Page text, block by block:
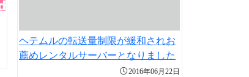
ヘテムルの転送量制限が緩和されお
薦めレンタルサーバーとなりました
2016年06月22日